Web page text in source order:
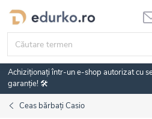
Treci
conținut
Achiziționați într-un e-shop autorizat cu
garanție! 🛠️
Ceas bărbați Casio